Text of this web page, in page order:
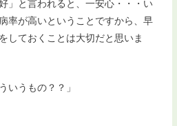
」と言われると、一安心・・・い
率が高いということですから、早
しておくことは大切だと思いま
いうもの？？」